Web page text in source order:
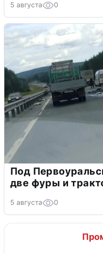
5 августа 0
Под
две фуры и
5 августа 0